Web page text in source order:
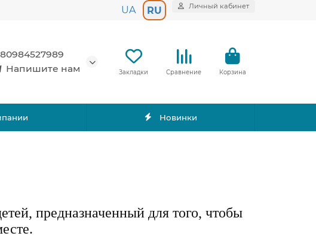
UA RU Личный кабинет
Напишите нам
Закладки Сравнение Корзина
Новинки
предназначенный для того, чтобы